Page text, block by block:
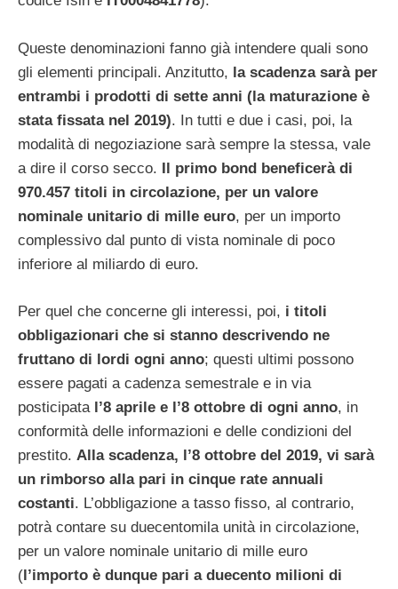
Queste denominazioni fanno già intendere quali sono
gli elementi principali. Anzitutto, la scadenza sarà per
entrambi i prodotti di sette anni (la maturazione è
stata fissata nel 2019). In tutti e due i casi, poi, la
modalità di negoziazione sarà sempre la stessa, vale
a dire il corso secco.
Il primo bond beneficerà di
970.457 titoli in circolazione, per un valore
nominale unitario di mille euro, per un importo
complessivo dal punto di vista nominale di poco
inferiore al miliardo di euro.
Per quel che concerne gli interessi, poi, i titoli
obbligazionari che si stanno descrivendo ne
fruttano di lordi ogni anno; questi ultimi possono
essere pagati a cadenza semestrale e in via
posticipata l’8 aprile e l’8 ottobre di ogni anno, in
conformità delle informazioni e delle condizioni del
prestito. Alla scadenza, l’8 ottobre del 2019, vi sarà
un rimborso alla pari in cinque rate annuali
costanti. L’obbligazione a tasso fisso, al contrario,
potrà contare su duecentomila unità in circolazione,
per un valore nominale unitario di mille euro
(l’importo è dunque pari a duecento milioni di